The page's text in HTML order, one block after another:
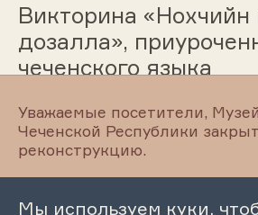
Викторина «Нохчийн
дозалла»,
чеченского языка
22.04.2025
Уважаемые посетители, Музей
Чеченской Республики
реконструкцию.
Мы используем куки,